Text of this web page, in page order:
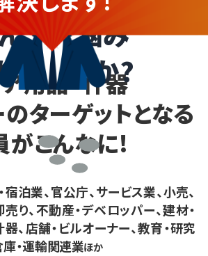
なお悩み
ませんか?
用品・什器
ターゲットとなる
がこんなに!
宿泊業、官公庁、サービス業、小売、
売り、不動産・デベロッパー、建材・
器、店舗・ビルオーナー、教育・研究
庫・運輸関連業ほか